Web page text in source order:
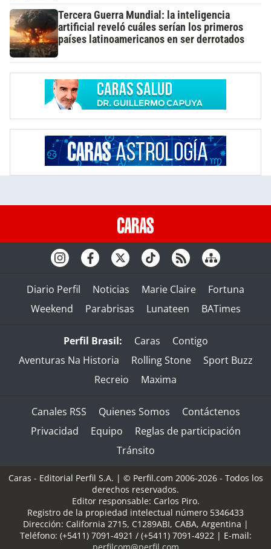
Tercera Guerra Mundial: la inteligencia
artificial reveló cuáles serían los primeros
países latinoamericanos en ser derrotados
Diario Perfil Noticias Marie Claire
Fortuna
Weekend
Parabrisas Lunateen BATimes
Perfil Brasil: Caras
Contigo
Aventuras Na Historia
Rolling Stone
Sport Buzz
Recreio
Maxima
Canales RSS Quienes Somos
Contáctenos
Privacidad
Equipo
Reglas de participación
Tránsito
Caras - Editorial Perfil S.A. | © Perfil.com 2006-2026 - Todos los
derechos reservados.
Editor responsable: Carlos Piro.
Registro de la propiedad intelectual número 5346433
Dirección: California 2715, C1289ABI, CABA, Argentina |
Teléfono: (+5411) 7091-4921 / (+5411) 7091-4922| E-mail: